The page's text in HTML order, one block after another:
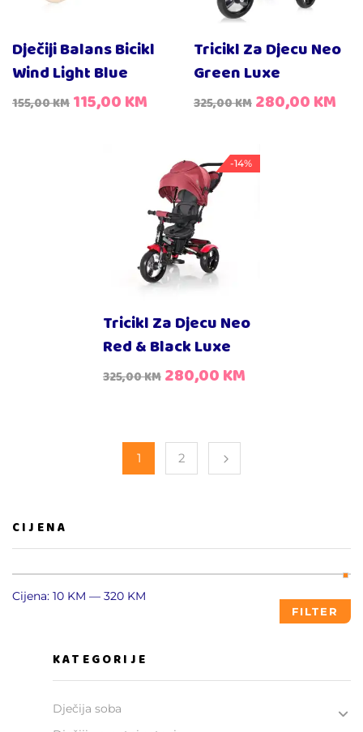
CIJENA
FILTER
Cijena: 10 KM — 320 KM
KATEGORIJE
Dječija soba
Dječiji Balans Bicikl
Wind Light Blue
155,00KM 115,00KM
Tricikl Za Djecu Neo
Green Luxe
325,00KM 280,00KM
-14%
Tricikl Za Djecu Neo
Red & Black Luxe
325,00KM 280,00KM
1 2